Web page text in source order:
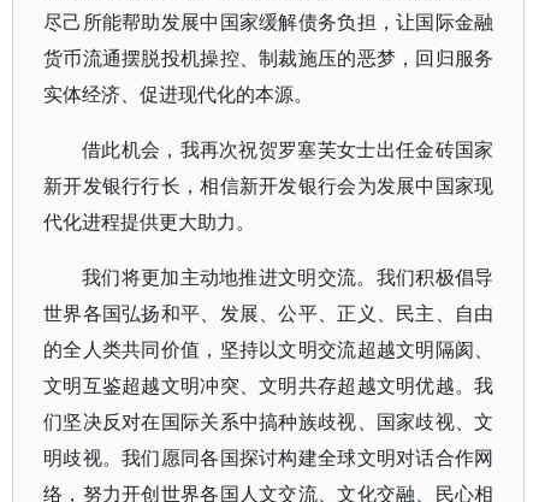
尽己所能帮助发展中国家缓解债务负担，让国际金融
货币流通摆脱投机操控、制裁施压的恶梦，回归服务
实体经济、促进现代化的本源。
借此机会，我再次祝贺罗塞芙女士出任金砖国家
新开发银行行长，相信新开发银行会为发展中国家现
代化进程提供更大助力。
我们将更加主动地推进文明交流。我们积极倡导
世界各国弘扬和平、发展、公平、正义、民主、自由
的全人类共同价值，坚持以文明交流超越文明隔阂、
文明互鉴超越文明冲突、文明共存超越文明优越。我
们坚决反对在国际关系中搞种族歧视、国家歧视、文
明歧视。我们愿同各国探讨构建全球文明对话合作网
络，努力开创世界各国人文交流、文化交融、民心相